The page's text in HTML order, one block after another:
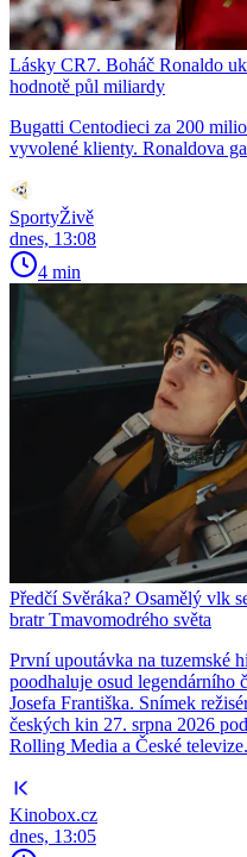
Lásky CR7. Boháč Ronaldo
hodnotě půl miliardy
Bugatti Centodieci za 200
vyvolené klienty. Ronaldova
SportyŽivě
dnes, 13:08
4 min
Předčí Svěráka? Osamělý vlk
bratr Tmavomodrého světa
První upoutávka na tuzemské
poodhaluje osud legendárního
Josefa Františka. Snímek
českých kin 27. srpna 2026
Rolling Media a České televize.
Kinobox.cz
dnes, 13:05